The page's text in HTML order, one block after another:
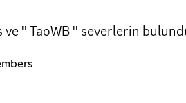
ve '' TaoWB '' severlerin